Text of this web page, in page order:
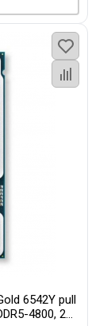
6542Y pull
4800, 2S,